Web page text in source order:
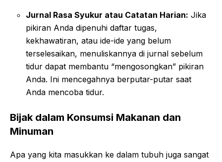
Jurnal Rasa Syukur atau Catatan Harian: Jika
pikiran Anda dipenuhi daftar tugas,
kekhawatiran, atau ide-ide yang belum
terselesaikan, menuliskannya di jurnal sebelum
tidur dapat membantu “mengosongkan” pikiran
Anda. Ini mencegahnya berputar-putar saat
Anda mencoba tidur.
Bijak dalam Konsumsi Makanan dan
Minuman
Apa yang kita masukkan ke dalam tubuh juga sangat